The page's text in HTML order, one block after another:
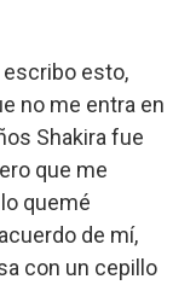
esto,
no me entra en
Shakira fue
que me
quemé
de mí,
con un cepillo